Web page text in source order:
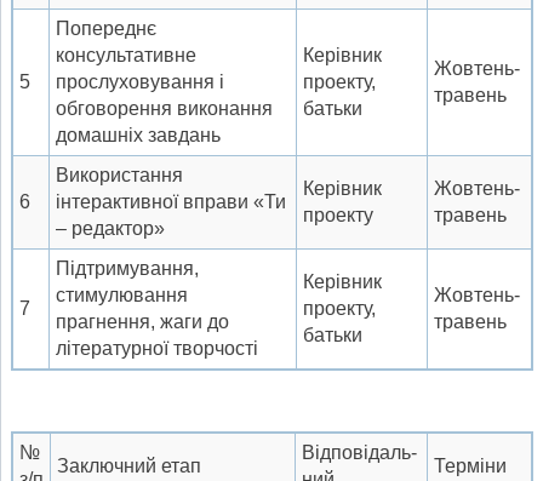
5
Попереднє
консультативне
прослуховування і
обговорення виконання
домашніх завдань
Керівник
проекту,
батьки
Жовтень-
травень
6
Використання
інтерактивної вправи «Ти
– редактор»
Керівник
проекту
Жовтень-
травень
7
Підтримування,
стимулювання
прагнення, жаги до
літературної творчості
Керівник
проекту,
батьки
Жовтень-
травень
№
Заключний етап
Відповідаль-
Терміни